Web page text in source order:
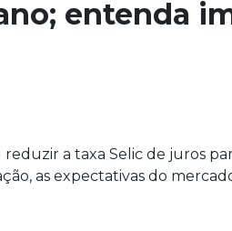
entenda
a taxa Selic de juros
as expectativas do